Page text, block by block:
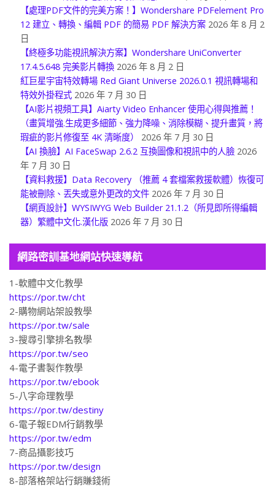
【處理PDF文件的完美方案！】Wondershare PDFelement Pro
12 建立、轉換、編輯 PDF 的簡易 PDF 解決方案 2026 年 8 月 2
日
【終極多功能視訊解決方案】Wondershare UniConverter
17.4.5.648 完美影片轉換 2026 年 8 月 2 日
紅巨星宇宙特效轉場 Red Giant Universe 2026.0.1 視訊轉場和
特效外掛程式 2026 年 7 月 30 日
【AI影片視頻工具】Aiarty Video Enhancer 使用心得與推薦！
（畫質增強.生成更多細節、強力降噪、消除模糊、提升畫質，將
瑕疵的影片修復至 4K 清晰度）
2026 年 7 月 30 日
【AI 換臉】AI FaceSwap 2.6.2 互換圖像和視訊中的人臉 2026
年 7 月 30 日
【資料救援】Data Recovery （推薦 4 套檔案救援軟體）恢復可
能被刪除、丟失或意外更改的文件 2026 年 7 月 30 日
【網頁設計】WYSIWYG Web Builder 21.1.2（所見即所得編輯
器）繁體中文化.漢化版 2026 年 7 月 30 日
網路密訓基地網站快速導航
1-軟體中文化教學
https://por.tw/cht
2-購物網站架設教學
https://por.tw/sale
3-搜尋引擎排名教學
https://por.tw/seo
4-電子書製作教學
https://por.tw/ebook
5-八字命理教學
https://por.tw/destiny
6-電子報EDM行銷教學
https://por.tw/edm
7-商品攝影技巧
https://por.tw/design
8-部落格架站行銷賺錢術